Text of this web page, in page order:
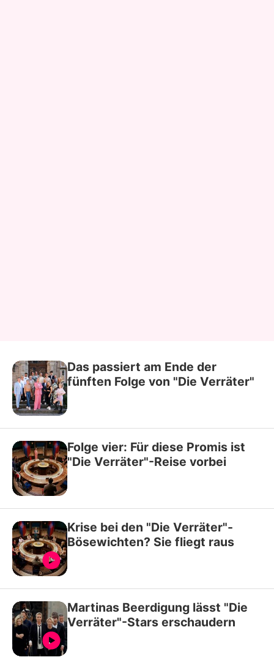
Das passiert am Ende der
fünften Folge von "Die Verräter"
Folge vier: Für diese Promis ist
"Die Verräter"-Reise vorbei
Krise bei den "Die Verräter"-
Bösewichten? Sie fliegt raus
Martinas Beerdigung lässt "Die
Verräter"-Stars erschaudern